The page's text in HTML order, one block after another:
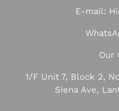
E-mail:
Our
1/F Unit 7, Block 2,
Siena Ave,